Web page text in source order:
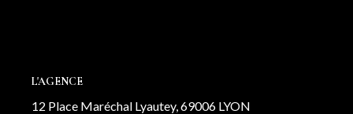
L'AGENCE
12 Place Maréchal Lyautey, 69006 LYON